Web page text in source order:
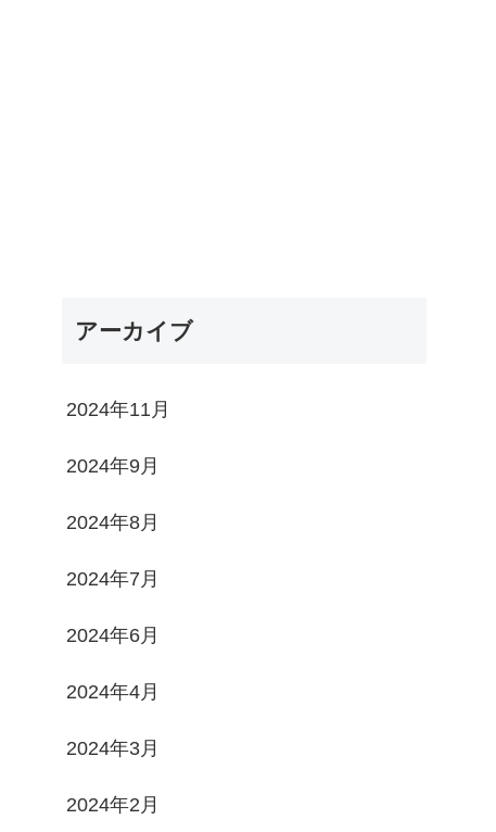
アーカイブ
2024年11月
2024年9月
2024年8月
2024年7月
2024年6月
2024年4月
2024年3月
2024年2月